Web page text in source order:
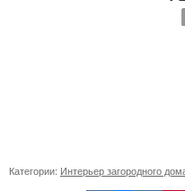
Категории: Интерьер загородного